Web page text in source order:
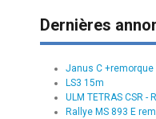
Dernières
Janus C +remorque
LS3 15m
ULM TETRAS CSR -
Rallye MS 893 E